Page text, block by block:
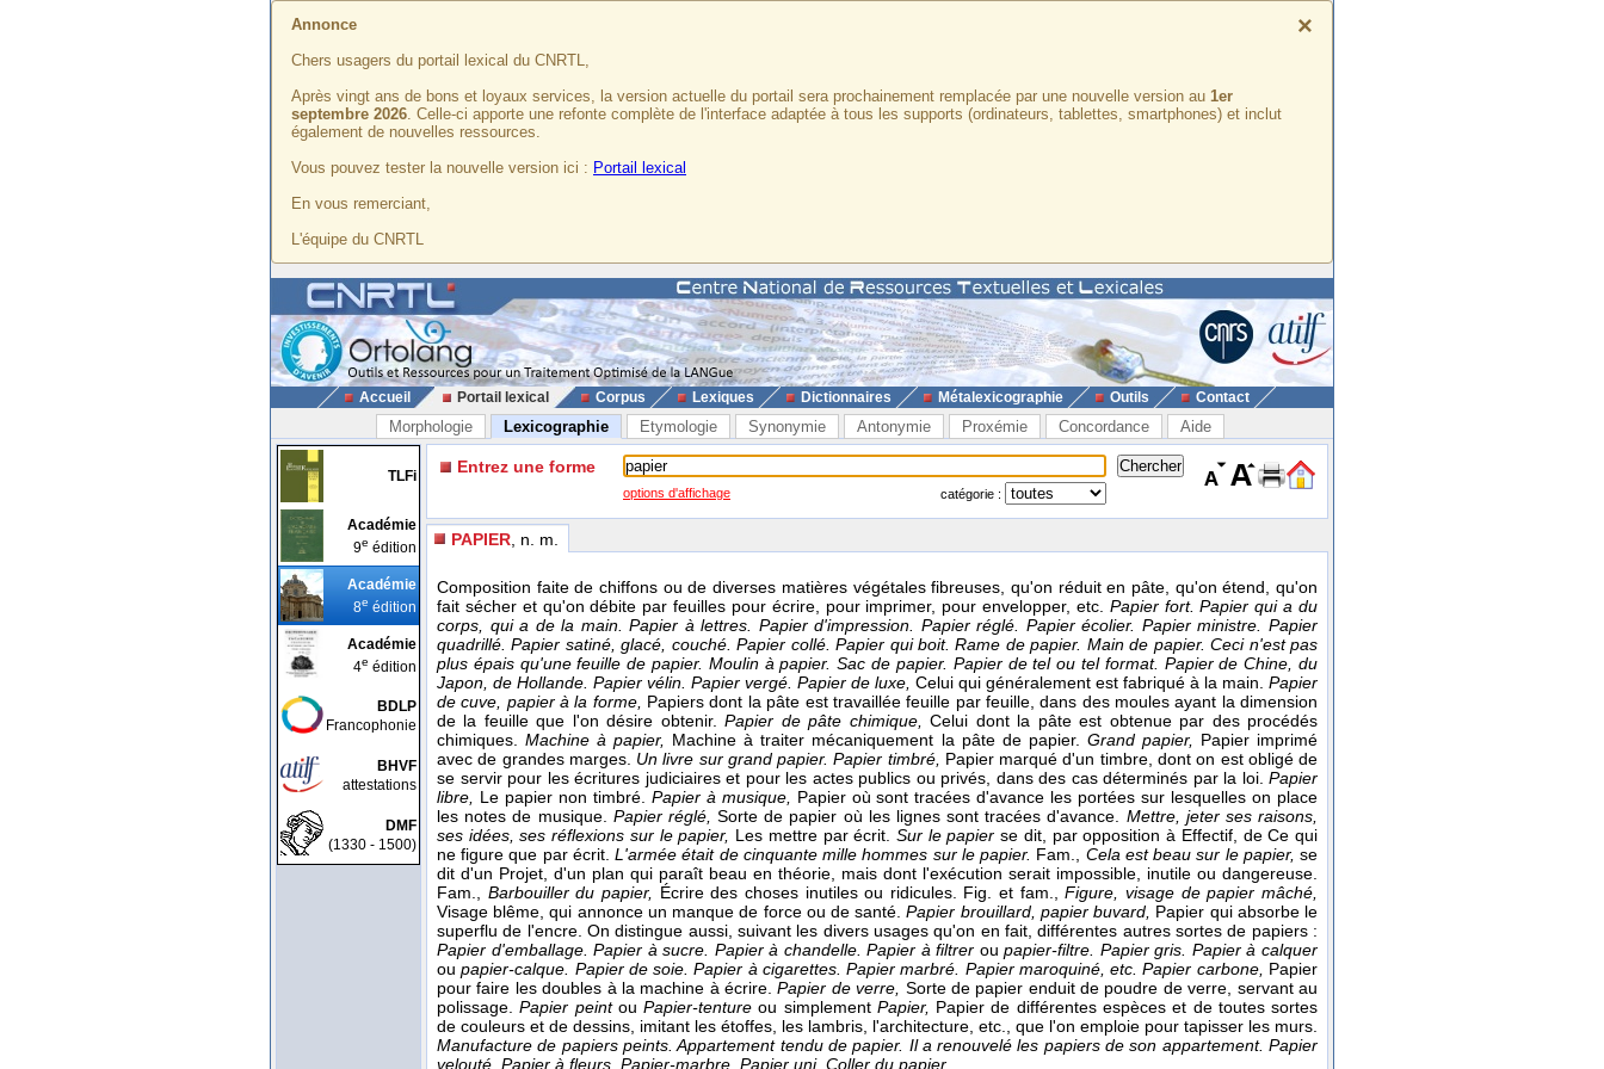
×
Annonce
Chers usagers du portail lexical du CNRTL,
Après vingt ans de bons et loyaux services, la version actuelle du portail sera prochainement remplacée par une nouvelle version au 1er
septembre 2026. Celle-ci apporte une refonte complète de l'interface adaptée à tous les supports (ordinateurs, tablettes, smartphones) et inclut
également de nouvelles ressources.
Vous pouvez tester la nouvelle version ici : Portail lexical
En vous remerciant,
L'équipe du CNRTL
Accueil Portail lexical Corpus Lexiques Dictionnaires Métalexicographie Outils Contact
Morphologie Lexicographie Etymologie Synonymie Antonymie Proxémie Concordance Aide
TLFi
Académie
9e édition
Académie
8e édition
Académie
4e édition
BDLP
Francophonie
BHVF
attestations
DMF
(1330 - 1500)
Entrez une forme
options d'affichage catégorie :
PAPIER , n. m.
Composition faite de chiffons ou de diverses matières végétales fibreuses, qu'on réduit en pâte, qu'on étend, qu'on
fait sécher et qu'on débite par feuilles pour écrire, pour imprimer, pour envelopper, etc. Papier fort. Papier qui a du
corps, qui a de la main. Papier à lettres. Papier d'impression. Papier réglé. Papier écolier. Papier ministre. Papier
quadrillé. Papier satiné, glacé, couché. Papier collé. Papier qui boit. Rame de papier. Main de papier. Ceci n'est pas
plus épais qu'une feuille de papier. Moulin à papier. Sac de papier. Papier de tel ou tel format. Papier de Chine, du
Japon, de Hollande. Papier vélin. Papier vergé. Papier de luxe, Celui qui généralement est fabriqué à la main. Papier
de cuve, papier à la forme, Papiers dont la pâte est travaillée feuille par feuille, dans des moules ayant la dimension
de la feuille que l'on désire obtenir.Papier de pâte chimique,Celui dont la pâte est obtenue par des procédés
chimiques.Machine à papier, Machine à traiter mécaniquement la pâte de papier. Grand papier, Papier imprimé
avec de grandes marges. Un livre sur grand papier.Papier timbré, Papier marqué d'un timbre, dont on est obligé de
se servir pour les écritures judiciaires et pour les actes publics ou privés, dans des cas déterminés par la loi. Papier
libre, Le papier non timbré. Papier à musique, Papier où sont tracées d'avance les portées sur lesquelles on place
les notes de musique. Papier réglé,Sorte de papier où les lignes sont tracées d'avance. Mettre, jeter ses raisons,
ses idées, ses réflexions sur le papier, Les mettre par écrit.Sur le papierse dit, par opposition à Effectif, de Ce qui
ne figure que par écrit.L'armée était de cinquante mille hommes sur le papier. Fam., Cela est beau sur le papier,se
dit d'un Projet, d'un plan qui paraît beau en théorie, mais dont l'exécution serait impossible, inutile ou dangereuse.
Fam., Barbouiller du papier, Écrire des choses inutiles ou ridicules. Fig. et fam.,Figure, visage de papier mâché,
Visage blême, qui annonce un manque de force ou de santé.Papier brouillard, papier buvard, Papier qui absorbe le
superflu de l'encre. On distingue aussi, suivant les divers usages qu'on en fait, différentes autres sortes de papiers :
Papier d'emballage. Papier à sucre. Papier à chandelle. Papier à filtrer oupapier-filtre. Papier gris. Papier à calquer
oupapier-calque. Papier de soie. Papier à cigarettes. Papier marbré. Papier maroquiné, etc.Papier carbone, Papier
pour faire les doubles à la machine à écrire.Papier de verre, Sorte de papier enduit de poudre de verre, servant au
polissage.Papier peint ouPapier-tentureou simplement Papier, Papier de différentes espèces et de toutes sortes
de couleurs et de dessins, imitant les étoffes, les lambris, l'architecture, etc., que l'on emploie pour tapisser les murs.
Manufacture de papiers peints. Appartement tendu de papier. Il a renouvelé les papiers de son appartement. Papier
velouté. Papier à fleurs. Papier-marbre. Papier uni. Coller du papier